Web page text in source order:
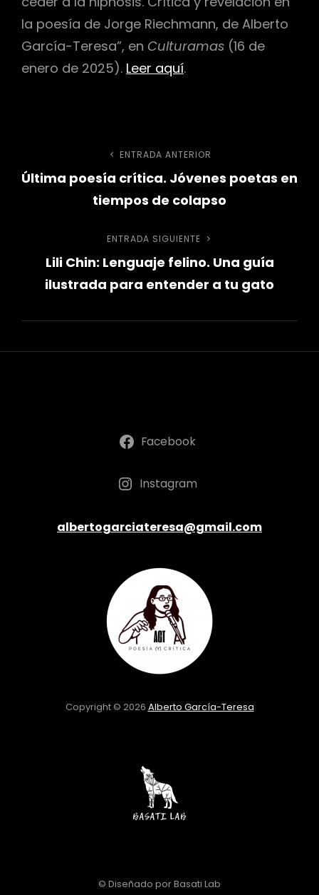
la poesía de Jorge Riechmann, de Alberto
García-Teresa”, en Culturamas (16 de
enero de 2025). Leer aquí.
Navegación
entradas
Entrada
anterior
ENTRADA ANTERIOR
Última poesía crítica. Jóvenes poetas en
tiempos de colapso
Entrada
siguiente
ENTRADA SIGUIENTE
Lili Chin: Lenguaje felino. Una guía
ilustrada para entender a tu gato
Facebook
Instagram
albertogarciateresa@gmail.com
Copyright © 2026 Alberto García-Teresa
© Diseñado por Basati Lab